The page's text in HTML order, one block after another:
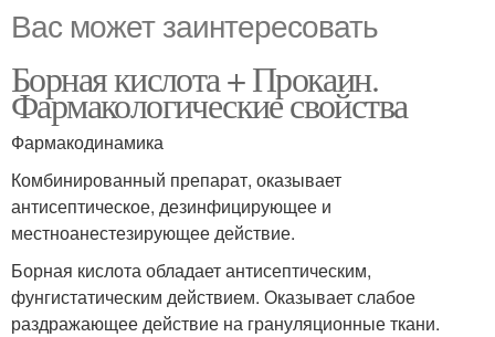
Вас может заинтересовать
Борная кислота + Прокаин.
Фармакологические свойства
Фармакодинамика
Комбинированный препарат, оказывает
антисептическое, дезинфицирующее и
местноанестезирующее действие.
Борная кислота обладает антисептическим,
фунгистатическим действием. Оказывает слабое
раздражающее действие на грануляционные ткани.